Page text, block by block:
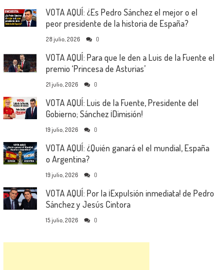
VOTA AQUÍ: ¿Es Pedro Sánchez el mejor o el
peor presidente de la historia de España?
28 julio, 2026 0
VOTA AQUÍ: Para que le den a Luis de la Fuente el
premio ‘Princesa de Asturias’
21 julio, 2026 0
VOTA AQUÍ: Luis de la Fuente, Presidente del
Gobierno; Sánchez ¡Dimisión!
19 julio, 2026 0
VOTA AQUÍ: ¿Quién ganará el el mundial, España
o Argentina?
19 julio, 2026 0
VOTA AQUÍ: Por la ¡Expulsión inmediata! de Pedro
Sánchez y Jesús Cintora
15 julio, 2026 0